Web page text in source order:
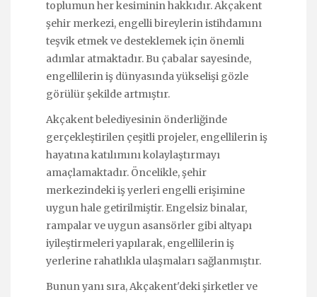
toplumun her kesiminin hakkıdır. Akçakent
şehir merkezi, engelli bireylerin istihdamını
teşvik etmek ve desteklemek için önemli
adımlar atmaktadır. Bu çabalar sayesinde,
engellilerin iş dünyasında yükselişi gözle
görülür şekilde artmıştır.
Akçakent belediyesinin önderliğinde
gerçekleştirilen çeşitli projeler, engellilerin iş
hayatına katılımını kolaylaştırmayı
amaçlamaktadır. Öncelikle, şehir
merkezindeki iş yerleri engelli erişimine
uygun hale getirilmiştir. Engelsiz binalar,
rampalar ve uygun asansörler gibi altyapı
iyileştirmeleri yapılarak, engellilerin iş
yerlerine rahatlıkla ulaşmaları sağlanmıştır.
Bunun yanı sıra, Akçakent'deki şirketler ve